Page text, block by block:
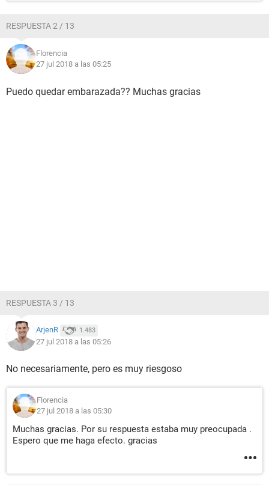
RESPUESTA 2 / 13
Florencia
27 jul 2018 a las 05:25
Puedo quedar embarazada?? Muchas gracias
RESPUESTA 3 / 13
ArjenR 1.483
27 jul 2018 a las 05:26
No necesariamente, pero es muy riesgoso
Florencia
27 jul 2018 a las 05:30
Muchas gracias. Por su respuesta estaba muy preocupada .
Espero que me haga efecto. gracias